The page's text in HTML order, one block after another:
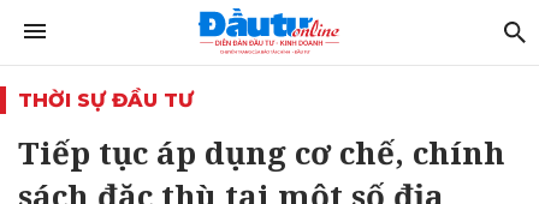
THỜI SỰ ĐẦU TƯ
Tiếp tục áp dụng cơ chế, chính